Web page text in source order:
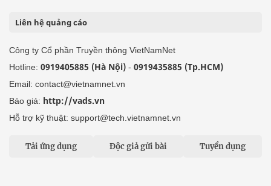
Liên hệ quảng cáo
Công ty Cổ phần Truyền thông VietNamNet
Hotline: 0919405885 (Hà Nội) - 0919435885 (Tp.HCM)
Email: contact@vietnamnet.vn
Báo giá: http://vads.vn
Hỗ trợ kỹ thuật: support@tech.vietnamnet.vn
Tải ứng dụng Độc giả gửi bài Tuyển dụng